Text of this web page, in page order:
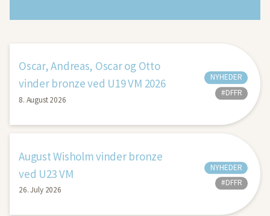
Oscar, Andreas, Oscar og Otto
vinder bronze ved U19 VM 2026
8. August 2026
NYHEDER
#DFFR
August Wisholm vinder bronze
ved U23 VM
26. July 2026
NYHEDER
#DFFR